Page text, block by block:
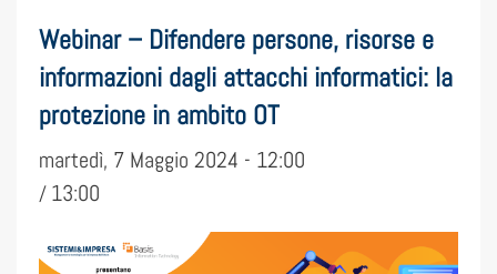
Webinar – Difendere persone, risorse e
informazioni dagli attacchi informatici: la
protezione in ambito OT
martedì, 7 Maggio 2024 - 12:00
/ 13:00